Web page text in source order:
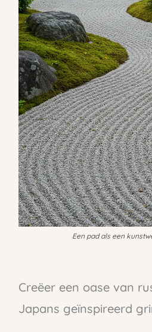
Een pad als een
Creëer een oase van
Japans geïnspireerd